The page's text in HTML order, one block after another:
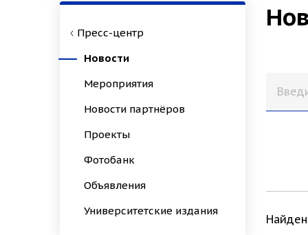
Пресс-центр
Новости
Мероприятия
Новости партнёров
Проекты
Фотобанк
Объявления
Университетские издания